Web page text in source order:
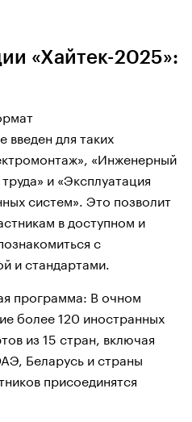
«Хайтек-2025»:
введен для таких
«Инженерный
и «Эксплуатация
систем». Это позволит
в доступном и
с
и стандартами.
программа: В очном
более 120 иностранных
из 15 стран, включая
Беларусь и страны
присоединятся